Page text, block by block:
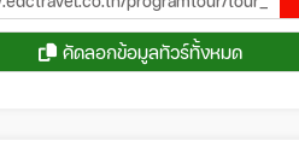
คัดลอกข้อมูลทัวร์ทั้งหมด